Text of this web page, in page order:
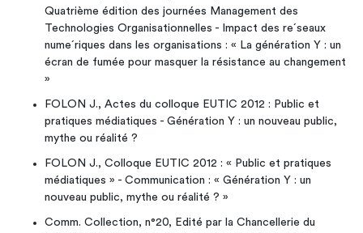
Quatrième édition des journées Management des
Technologies Organisationnelles - Impact des re´seaux
nume´riques dans les organisations : « La génération Y : un
écran de fumée pour masquer la résistance au changement
»
FOLON J., Actes du colloque EUTIC 2012 : Public et
pratiques médiatiques - Génération Y : un nouveau public,
mythe ou réalité ?
FOLON J., Colloque EUTIC 2012 : « Public et pratiques
médiatiques » - Communication : « Génération Y : un
nouveau public, mythe ou réalité ? »
Comm. Collection, n°20, Edité par la Chancellerie du